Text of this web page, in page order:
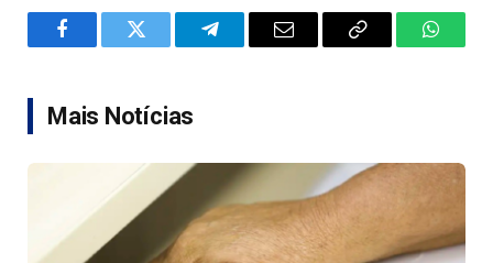
FacebookTwitter TelegramEmail
Copy
Mais Notícias